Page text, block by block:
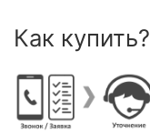
Как купить?